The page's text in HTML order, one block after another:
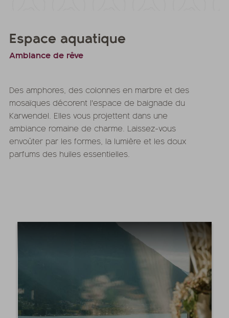
Espace aquatique
Ambiance de rêve
Des amphores, des colonnes en marbre et des
mosaïques décorent l'espace de baignade du
Karwendel. Elles vous projettent dans une
ambiance romaine de charme. Laissez-vous
envoûter par les formes, la lumière et les doux
parfums des huiles essentielles.